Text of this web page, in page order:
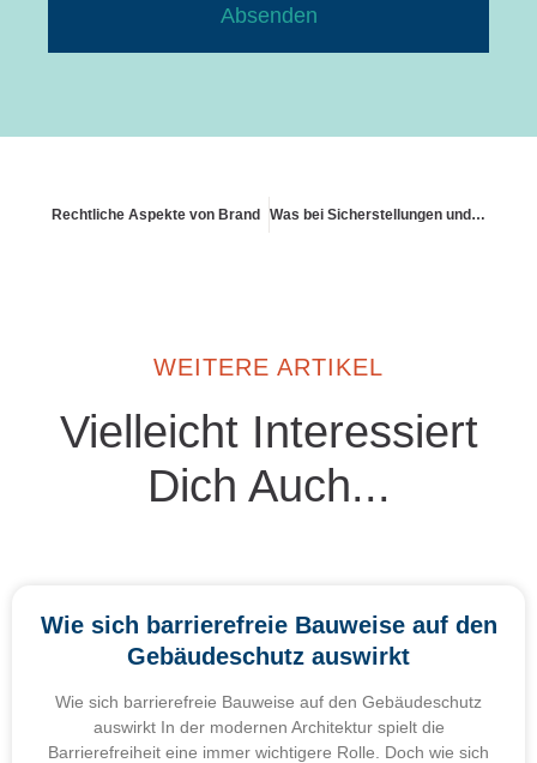
Absenden
Rechtliche Aspekte von Brand Was bei Sicherstellungen und Durchsuchungen durch Behörden gilt
WEITERE ARTIKEL
Vielleicht Interessiert
Dich Auch...
Wie sich barrierefreie Bauweise auf den
Gebäudeschutz auswirkt
Wie sich barrierefreie Bauweise auf den Gebäudeschutz
auswirkt In der modernen Architektur spielt die
Barrierefreiheit eine immer wichtigere Rolle. Doch wie sich